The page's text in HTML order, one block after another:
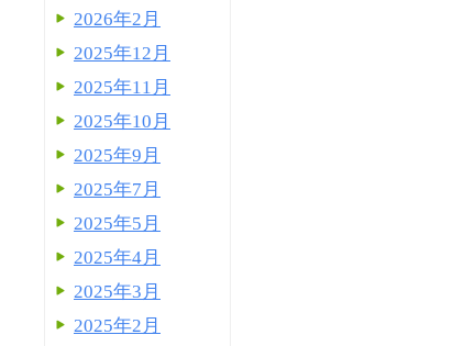
2026年2月
2025年12月
2025年11月
2025年10月
2025年9月
2025年7月
2025年5月
2025年4月
2025年3月
2025年2月